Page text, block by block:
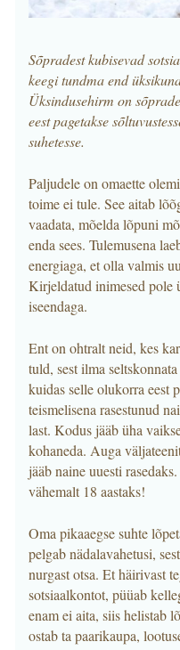
Sõpradest kubisevad
keegi tundma end
Üksindusehirm on
eest pagetakse
suhetesse.
Paljudele on omaette
toime ei tule. See aitab
vaadata, mõelda lõpuni
enda sees. Tulemusena
energiaga, et olla valmis
Kirjeldatud inimesed pole
iseendaga.
Ent on ohtralt neid, kes
tuld, sest ilma
kuidas selle olukorra eest
teismelisena rasestunud
last. Kodus jääb üha
kohaneda. Auga
jääb naine uuesti
vähemalt 18 aastaks!
Oma pikaaegse suhte
pelgab nädalavahetusi,
nurgast otsa. Et häirivast
sotsiaalkontot, püüab
enam ei aita, siis helistab
ostab ta paarikaupa,